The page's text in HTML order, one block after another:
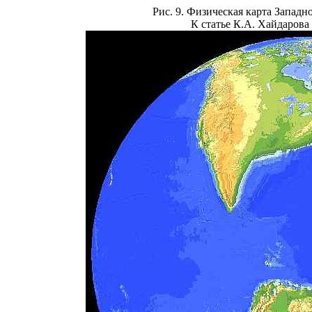
Рис. 9. Физическая карта
К статье К.А.